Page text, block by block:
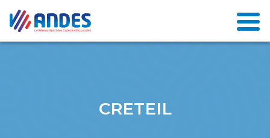
CRETEIL